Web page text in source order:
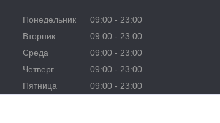
Понедельник 09:00
23:00
Вторник
09:00
23:00
Среда
09:00
23:00
Четверг
09:00
23:00
Пятница
09:00
23:00